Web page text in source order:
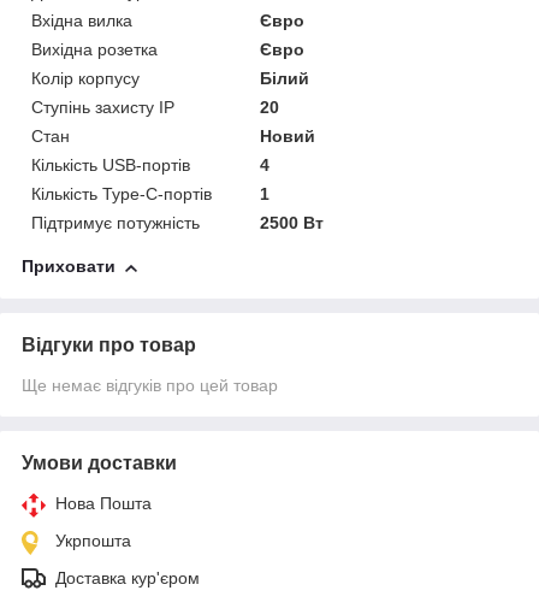
Вхідна вилка
Євро
Вихідна розетка
Євро
Колір корпусу
Білий
Ступінь захисту IP
20
Стан
Новий
Кількість USB-портів
4
Кількість Type-C-портів
1
Підтримує потужність
2500 Вт
Приховати
Відгуки про товар
Ще немає відгуків про цей товар
Умови доставки
Нова Пошта
Укрпошта
Доставка кур'єром